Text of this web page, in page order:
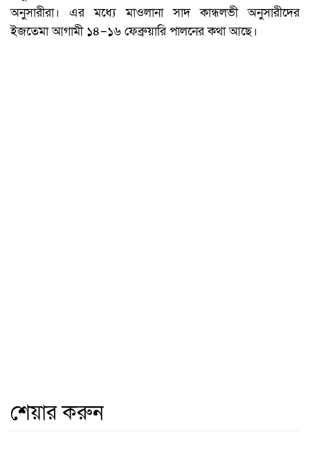
অনুসারীরা। এর মধ্যে মাওলানা সাদ কান্ধলভী অনুসারীদের
ইজতেমা আগামী ১৪–১৬ ফেব্রুয়ারি পালনের কথা আছে।
শেয়ার করুন